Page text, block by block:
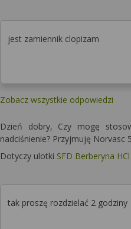
jest zamiennik clopizam
Zobacz wszystkie odpowiedzi
Dzień dobry, Czy mogę
nadciśnienie? Przyjmuję Norvasc
Dotyczy ulotki SFD Berberyna HCl
tak proszę rozdzielać 2 godziny